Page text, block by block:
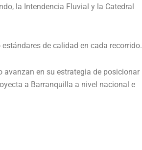
la Intendencia Fluvial y la Catedral
de calidad en cada recorrido.
avanzan en su estrategia de posicionar
a Barranquilla a nivel nacional e